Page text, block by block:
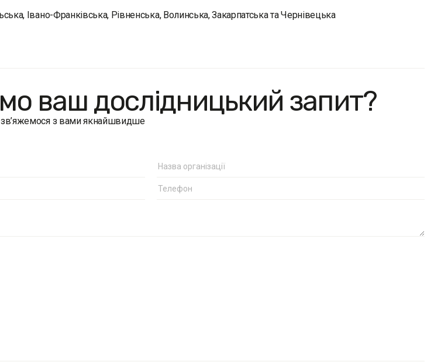
Івано-Франківська, Рівне­нська, Волинська, Закар­патська та Чернівецька
ваш дослідницький запит?
з вами якнайшвидше